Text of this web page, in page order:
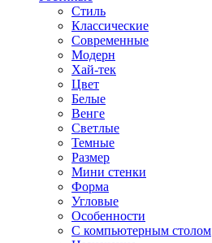
Стиль
Классические
Современные
Модерн
Хай-тек
Цвет
Белые
Венге
Светлые
Темные
Размер
Мини стенки
Форма
Угловые
Особенности
С компьютерным столом